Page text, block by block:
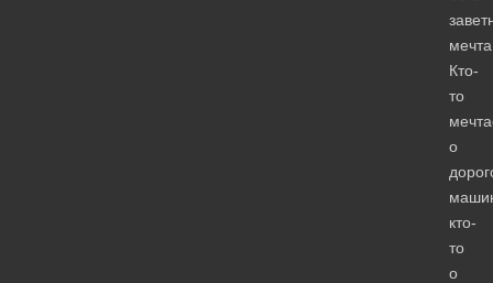
Кто-
то
о
кто-
то
о